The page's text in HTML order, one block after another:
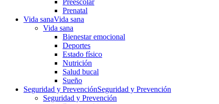
Preescolar
Prenatal
Vida sanaVida sana
Vida sana
Bienestar emocional
Deportes
Estado físico
Nutrición
Salud bucal
Sueño
Seguridad y PrevenciónSeguridad y Prevención
Seguridad y Prevención